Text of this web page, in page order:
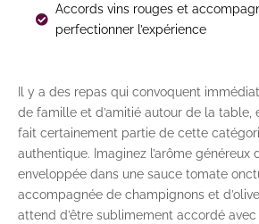
Accords vins rouges et
perfectionner l’expérience
Il y a des repas qui convoquent
de famille et d’amitié autour de la table,
fait certainement partie de cette
authentique. Imaginez l’arôme généreux
enveloppée dans une sauce tomate
accompagnée de champignons et
attend d’être sublimement accordé avec